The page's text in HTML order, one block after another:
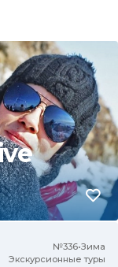
№336•Зима
Экскурсионные туры